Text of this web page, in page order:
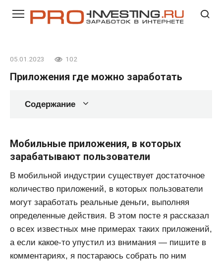
05.01.2023 102
Приложения где можно заработать
Содержание
Мобильные приложения, в которых
зарабатывают пользователи
В мобильной индустрии существует достаточное
количество приложений, в которых пользователи
могут заработать реальные деньги, выполняя
определенные действия. В этом посте я рассказал
о всех известных мне примерах таких приложений,
а если какое-то упустил из внимания — пишите в
комментариях, я постараюсь собрать по ним